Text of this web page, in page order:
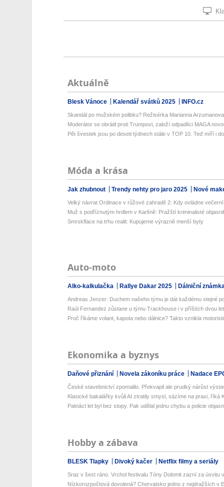
Aktuálně
Blesk Vánoce Kalendář svátků 2025 INFO.cz
Skandál po mužském polibku? Režisérka Marianna
Moderátor se obrátil proti Trumpovi, založí odpadlíci MAGA
Pět švestek jsou po deseti týdnech stále v TOP 10. Teď míří i
Móda a krása
Jak zhubnout Trendy nehty pro jaro 2025 Nové
Velký návrat Ordinace v růžové zahradě 2: Kdy ovládne
Muž s podříznutým hrdlem v Karlíně: Pražští kriminalisté
Smrskflace na trhu realit: Kupujeme výrazně menší byty
Auto-moto
Alko-kalkulačka Rallye Dakar 2025 Dálniční
Andreas Jenzer: Duchem našeho týmu je dát každému stejné
Raúl Fernandez zůstane u týmu Trackhouse i v příštích dvou
Proč říkáme volant, kapota nebo dálnice? Takto vznikla
Ekonomika a byznys
Daňové přiznání Novela zákoníku práce Nadace
České stavebnictví zpomalilo. Překvapil ale prudký nárůst
Klasické bakalářky kvůli AI ztratily smysl, sázíme na praxi, říká
Patnáct let byl bez stopy. Pak udělal jednu chybu a policie
Hobby a zábava
BLESK Tlapky Divoký kačer Netflix filmy a seriály
Sraz v šest ráno. Vrchol festivalu Tóny Dolomit zazní za úsvitu
Nízkorozpočtová dovolená? Chorvatsko jedno z nejdražších v